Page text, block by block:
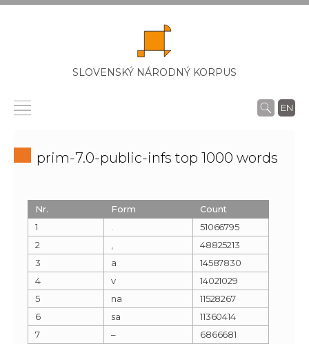
SLOVENSKÝ NÁRODNÝ KORPUS
EN
prim-7.0-public-infs top 1000 words
Nr. Form
Count
1
51066795
2
48825213
3
a
14587830
4
v
14021029
5
na
11528267
6
sa
11360414
7
–
6866681